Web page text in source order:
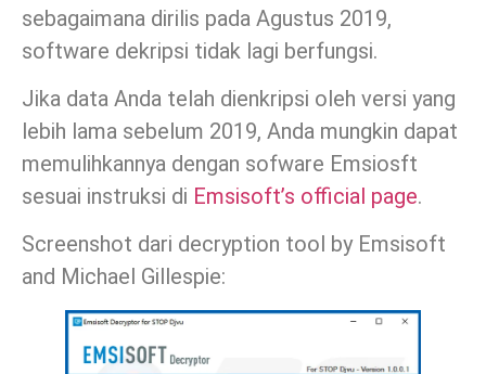
sebagaimana dirilis pada Agustus 2019,
software dekripsi tidak lagi berfungsi.
Jika data Anda telah dienkripsi oleh versi yang
lebih lama sebelum 2019, Anda mungkin dapat
memulihkannya dengan sofware Emsiosft
sesuai instruksi di Emsisoft’s official page.
Screenshot dari decryption tool by Emsisoft
and Michael Gillespie: